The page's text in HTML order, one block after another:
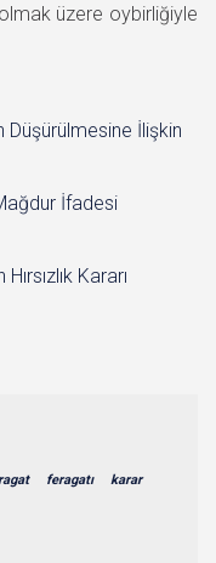
üzere oybirliğiyle
Düşürülmesine İlişkin
İfadesi
Kararı
feragatı karar